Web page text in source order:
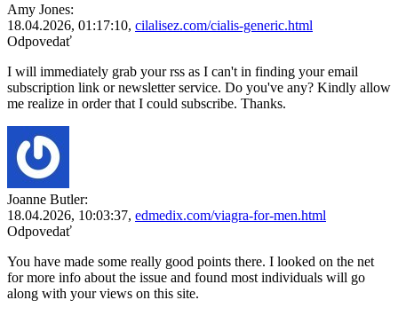
Amy Jones:
18.04.2026, 01:17:10, cilalisez.com/cialis-generic.html
Odpovedať
I will immediately grab your rss as I can't in finding your email
subscription link or newsletter service. Do you've any? Kindly allow
me realize in order that I could subscribe. Thanks.
Joanne Butler:
18.04.2026, 10:03:37, edmedix.com/viagra-for-men.html
Odpovedať
You have made some really good points there. I looked on the net
for more info about the issue and found most individuals will go
along with your views on this site.